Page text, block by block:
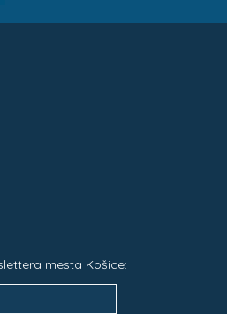
mesta Košice: